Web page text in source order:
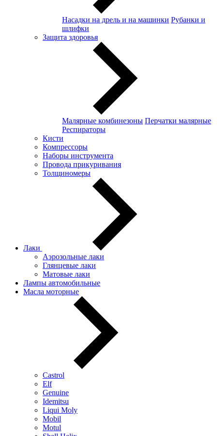
Насадки на дрель и на машинки Рубанки и
шлифки
Защита здоровья
Малярные комбинезоны Перчатки малярные
Респираторы
Кисти
Компрессоры
Наборы инструмента
Провода прикуривания
Толщиномеры
Лаки
Аэрозольные лаки
Глянцевые лаки
Матовые лаки
Лампы автомобильные
Масла моторные
Castrol
Elf
Genuine
Idemitsu
Liqui Moly
Mobil
Motul